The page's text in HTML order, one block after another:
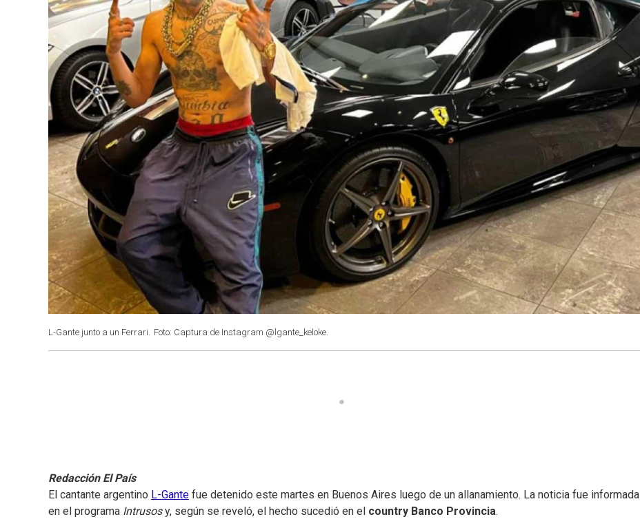
L-Gante junto a un Ferrari. Foto: Captura de Instagram @lgante_keloke.
Redacción El País
El cantante argentino L-Gante fue detenido este martes en Buenos Aires luego de un allanamiento. La noticia fue informada
en el programa Intrusos y, según se reveló, el hecho sucedió en el country Banco Provincia.